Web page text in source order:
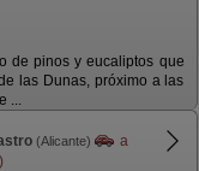
de pinos y eucaliptos que
las Dunas, próximo a las
...
(Alicante)
a